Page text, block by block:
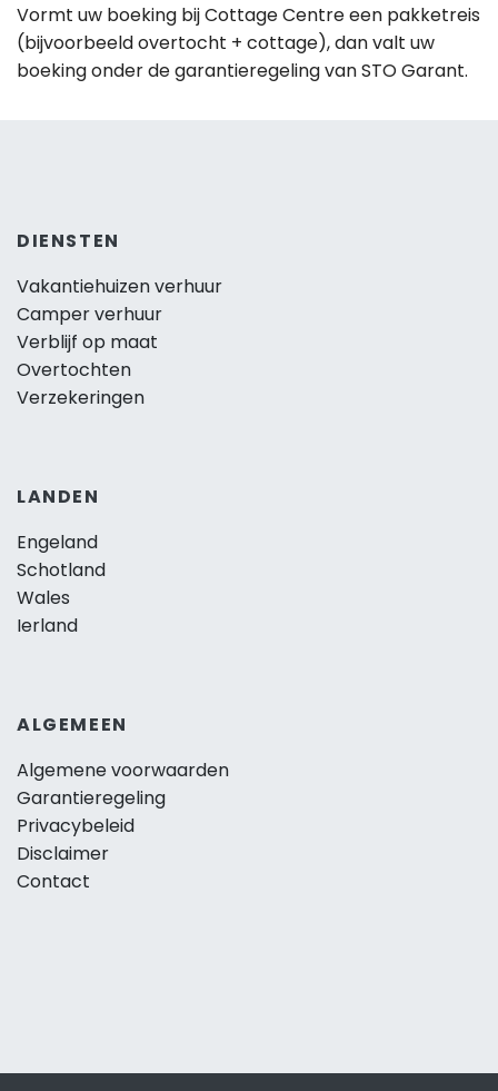
Vormt uw boeking bij Cottage Centre een pakketreis
(bijvoorbeeld overtocht + cottage), dan valt uw
boeking onder de garantieregeling van STO Garant.
DIENSTEN
Vakantiehuizen verhuur
Camper verhuur
Verblijf op maat
Overtochten
Verzekeringen
LANDEN
Engeland
Schotland
Wales
Ierland
ALGEMEEN
Algemene voorwaarden
Garantieregeling
Privacybeleid
Disclaimer
Contact